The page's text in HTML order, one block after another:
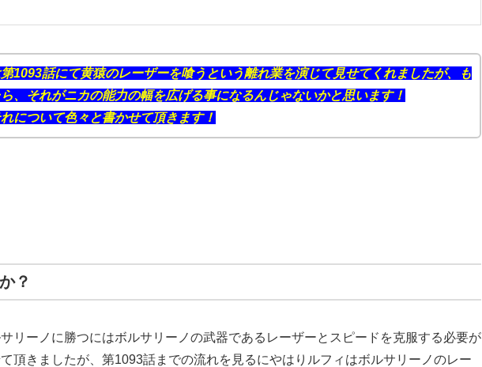
1093話にて黄猿のレーザーを喰うという離れ業を演じて見せてくれましたが、も
、それがニカの能力の幅を広げる事になるんじゃないかと思います！
について色々と書かせて頂きます！
？
リーノに勝つにはボルサリーノの武器であるレーザーとスピードを克服する必要が
頂きましたが、第1093話までの流れを見るにやはりルフィはボルサリーノのレー